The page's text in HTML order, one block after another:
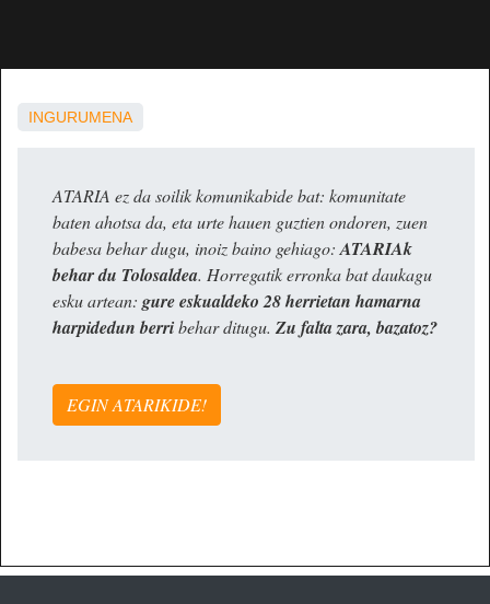
INGURUMENA
ATARIA ez da soilik komunikabide bat: komunitate
baten ahotsa da, eta urte hauen guztien ondoren, zuen
babesa behar dugu, inoiz baino gehiago: ATARIAk
behar du Tolosaldea. Horregatik erronka bat daukagu
esku artean: gure eskualdeko 28 herrietan hamarna
harpidedun berribehar ditugu. Zu falta zara, bazatoz?
EGIN ATARIKIDE!